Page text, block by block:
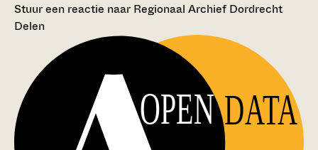
Stuur een reactie naar Regionaal Archief Dordrecht
Delen
OPEN DATA